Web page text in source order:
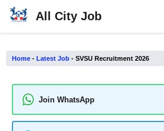
Skip
All City Job
Home - Latest Job - SVSU Recruitment 2026
Join WhatsApp